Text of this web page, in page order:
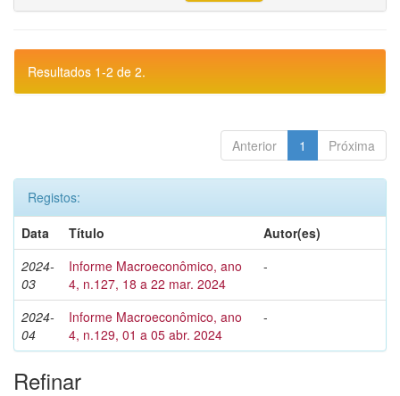
Resultados 1-2 de 2.
Anterior 1 Próxima
Registos:
Data
Título
Autor(es)
2024-
03
Informe Macroeconômico, ano
4, n.127, 18 a 22 mar. 2024
-
2024-
04
Informe Macroeconômico, ano
4, n.129, 01 a 05 abr. 2024
-
Refinar